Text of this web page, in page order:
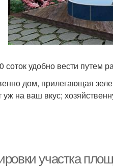
соток удобно вести
дом, прилегающая
уж на ваш вкус;
участка